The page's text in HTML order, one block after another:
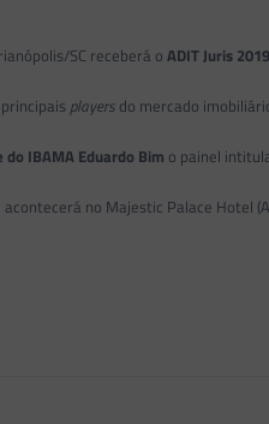
SC receberá oADIT Juris
players do mercado
do IBAMA Eduardo Bim o painel
no Majestic Palace Hotel